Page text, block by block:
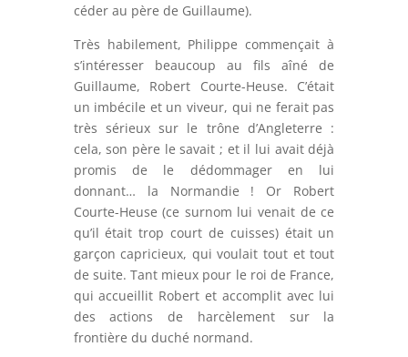
céder au père de Guillaume).
Très habilement, Philippe commençait à
s’intéresser beaucoup au fils aîné de
Guillaume, Robert Courte-Heuse. C’était
un imbécile et un viveur, qui ne ferait pas
très sérieux sur le trône d’Angleterre :
cela, son père le savait ; et il lui avait déjà
promis de le dédommager en lui
donnant… la Normandie ! Or Robert
Courte-Heuse (ce surnom lui venait de ce
qu’il était trop court de cuisses) était un
garçon capricieux, qui voulait tout et tout
de suite. Tant mieux pour le roi de France,
qui accueillit Robert et accomplit avec lui
des actions de harcèlement sur la
frontière du duché normand.